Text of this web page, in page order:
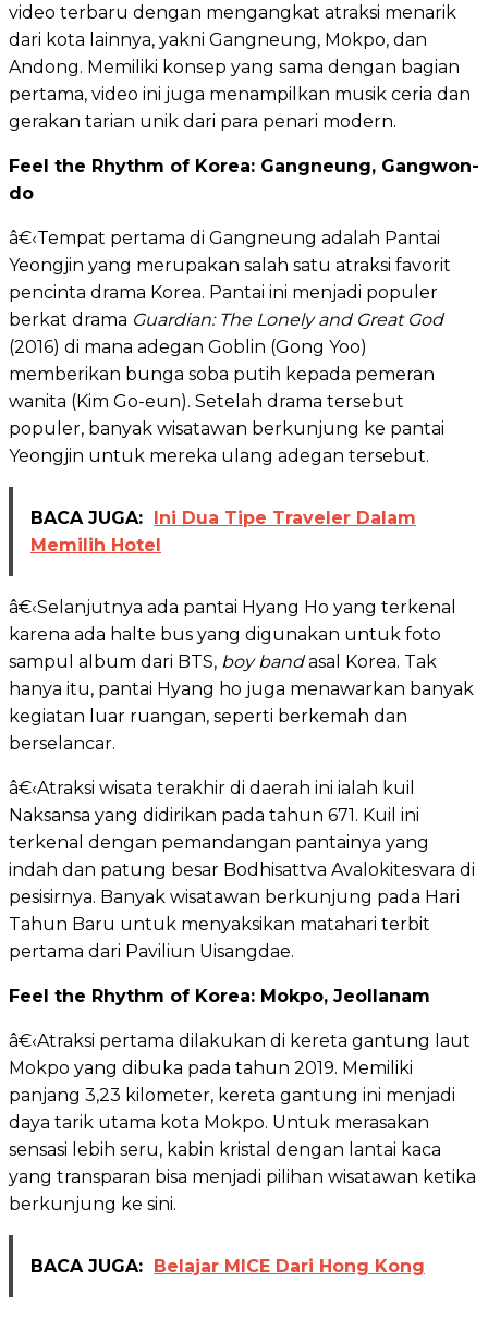
video terbaru dengan mengangkat atraksi menarik
dari kota lainnya, yakni Gangneung, Mokpo, dan
Andong. Memiliki konsep yang sama dengan bagian
pertama, video ini juga menampilkan musik ceria dan
gerakan tarian unik dari para penari modern.
Feel the Rhythm of Korea: Gangneung, Gangwon-
do
â€‹Tempat pertama di Gangneung adalah Pantai
Yeongjin yang merupakan salah satu atraksi favorit
pencinta drama Korea. Pantai ini menjadi populer
berkat drama Guardian: The Lonely and Great God
(2016) di mana adegan Goblin (Gong Yoo)
memberikan bunga soba putih kepada pemeran
wanita (Kim Go-eun). Setelah drama tersebut
populer, banyak wisatawan berkunjung ke pantai
Yeongjin untuk mereka ulang adegan tersebut.
BACA JUGA: Ini Dua Tipe Traveler Dalam
Memilih Hotel
â€‹Selanjutnya ada pantai Hyang Ho yang terkenal
karena ada halte bus yang digunakan untuk foto
sampul album dari BTS, boy bandasal Korea. Tak
hanya itu, pantai Hyang ho juga menawarkan banyak
kegiatan luar ruangan, seperti berkemah dan
berselancar.
â€‹Atraksi wisata terakhir di daerah ini ialah kuil
Naksansa yang didirikan pada tahun 671. Kuil ini
terkenal dengan pemandangan pantainya yang
indah dan patung besar Bodhisattva Avalokitesvara di
pesisirnya. Banyak wisatawan berkunjung pada Hari
Tahun Baru untuk menyaksikan matahari terbit
pertama dari Paviliun Uisangdae.
Feel the Rhythm of Korea: Mokpo, Jeollanam
â€‹Atraksi pertama dilakukan di kereta gantung laut
Mokpo yang dibuka pada tahun 2019. Memiliki
panjang 3,23 kilometer, kereta gantung ini menjadi
daya tarik utama kota Mokpo. Untuk merasakan
sensasi lebih seru, kabin kristal dengan lantai kaca
yang transparan bisa menjadi pilihan wisatawan ketika
berkunjung ke sini.
BACA JUGA: Belajar MICE Dari Hong Kong